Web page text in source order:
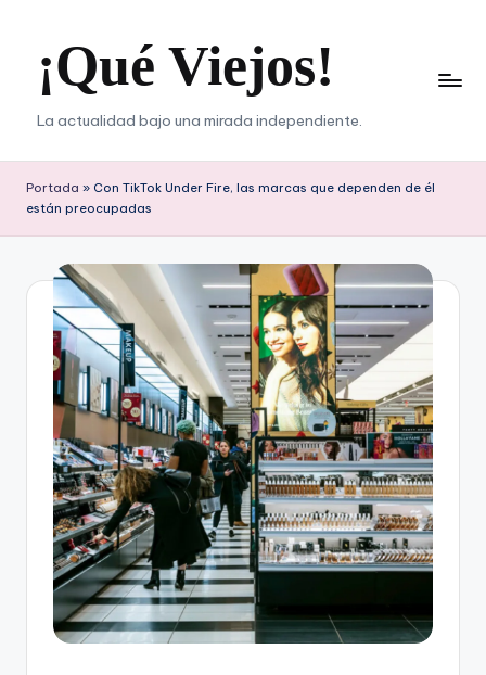
contenido¡Qué Viejos!
La actualidad bajo una mirada independiente.
Portada » Con TikTok Under Fire, las marcas que dependen de él
están preocupadas